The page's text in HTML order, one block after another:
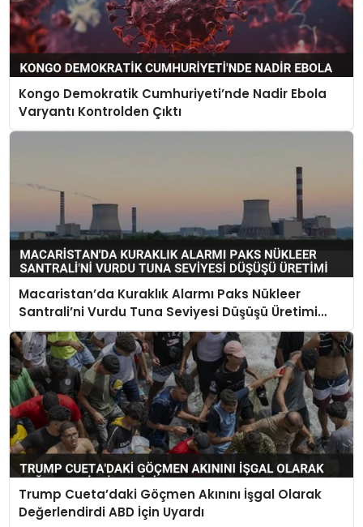
Kongo Demokratik Cumhuriyeti’nde Nadir Ebola
Varyantı Kontrolden Çıktı
Macaristan’da Kuraklık Alarmı Paks Nükleer
Santrali’ni Vurdu Tuna Seviyesi Düşüşü Üretimi
Durdurdu
Trump Cueta’daki Göçmen Akınını İşgal Olarak
Değerlendirdi ABD İçin Uyardı